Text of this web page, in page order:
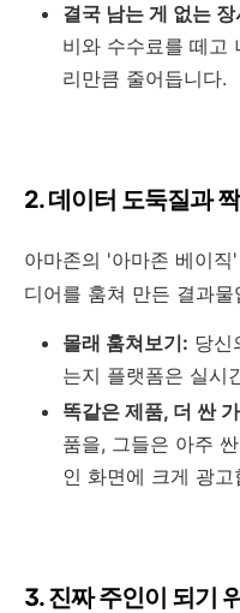
결국 남는 게 없는 장
비와 수수료를 떼고
리만큼 줄어듭니다.
2. 데이터 도둑질과
아마존의 '아마존 베이
디어를 훔쳐 만든 결과물
몰래 훔쳐보기: 당신
는지 플랫폼은 실시
똑같은 제품, 더 싼
품을, 그들은 아주
인 화면에 크게 광고
3. 진짜 주인이 되기